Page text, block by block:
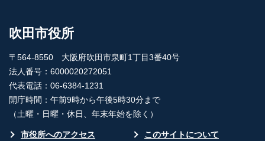
吹田市役所
〒564-8550 大阪府吹田市泉町1丁目3番40号
法人番号：6000020272051
代表電話：06-6384-1231
開庁時間：午前9時から午後5時30分まで
（土曜・日曜・休日、年末年始を除く）
市役所へのアクセス
このサイトについて